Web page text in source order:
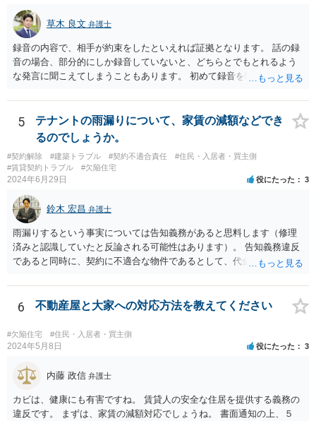
草木 良文 弁護士
録音の内容で、相手が約束をしたといえれば証拠となります。 話の録
音の場合、部分的にしか録音していないと、どちらとでもとれるよう
な発言に聞こえてしまうこともあります。 初めて録音を聞いた第三者
5
テナントの雨漏りについて、家賃の減額などでき
るのでしょうか。
#契約解除 #建築トラブル #契約不適合責任
#住民・入居者・買主側
#賃貸契約トラブル
#欠陥住宅
2024年6月29日 役にたった 3
鈴木 宏昌 弁護士
雨漏りするという事実については告知義務があると思料します（修理
済みと認識していたと反論される可能性はあります）。 告知義務違反
であると同時に、契約に不適合な物件であるとして、代金（賃料）減
4条）。 お店の営業内容や雨漏りの程度も関係するため、具体的事情
を把握できる資料等を以て弁護士に相談することをお勧めいたしま
6 不動産屋と大家への対応方法を教えてください
#欠陥住宅 #住民・入居者・買主側
2024年5月8日 役にたった 3
内藤 政信 弁護士
カビは、健康にも有害ですね。 賃貸人の安全な住居を提供する義務の
違反です。 まずは、家賃の減額対応でしょうね。 書面通知の上、５